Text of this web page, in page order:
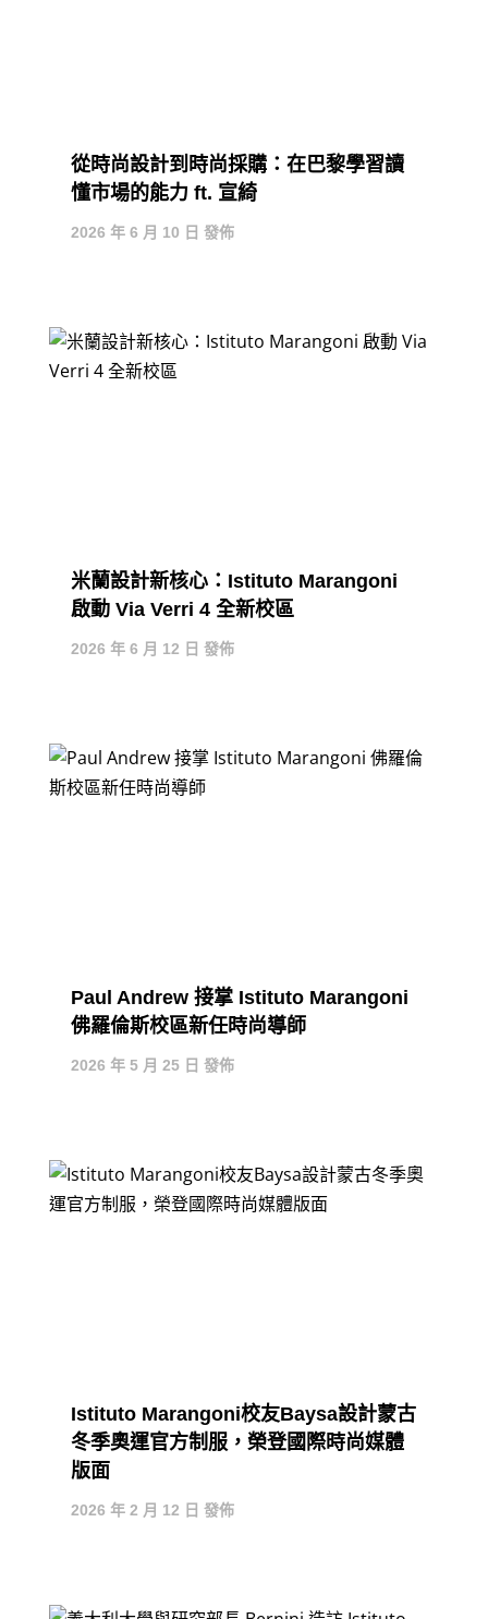
從時尚設計到時尚採購：在巴黎學習讀
懂市場的能力 ft. 宣綺
2026 年 6 月 10 日 發佈
米蘭設計新核心：Istituto Marangoni
啟動 Via Verri 4 全新校區
2026 年 6 月 12 日 發佈
Paul Andrew 接掌 Istituto Marangoni
佛羅倫斯校區新任時尚導師
2026 年 5 月 25 日 發佈
Istituto Marangoni校友Baysa設計蒙古
冬季奧運官方制服，榮登國際時尚媒體
版面
2026 年 2 月 12 日 發佈